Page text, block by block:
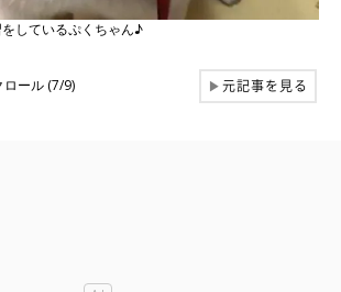
をしているぷくちゃん♪
ロール (7/9) ▶元記事を見る